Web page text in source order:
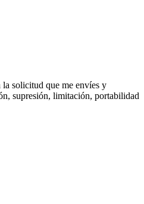
solicitud que me envíes y
supresión, limitación, portabilidad